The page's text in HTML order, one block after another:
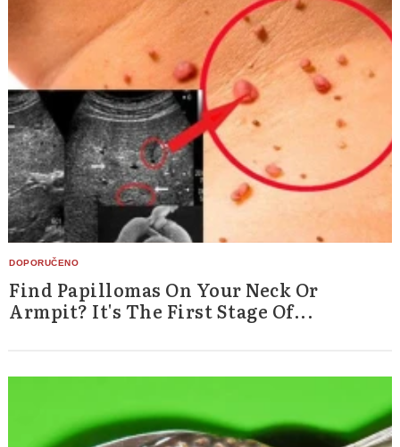
Find Papillomas On Your Neck Or
Armpit? It's The First Stage Of...